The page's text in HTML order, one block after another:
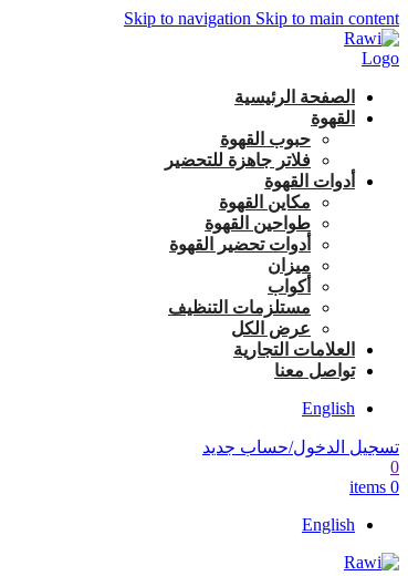
Skip to navigation Skip to main content
الصفحة الرئيسية
القهوة
حبوب القهوة
فلاتر جاهزة للتحضير
أدوات القهوة
مكاين القهوة
طواحين القهوة
أدوات تحضير القهوة
ميزان
أكواب
مستلزمات التنظيف
عرض الكل
العلامات التجارية
تواصل معنا
English
تسجيل الدخول/حساب جديد
0
0
items
English